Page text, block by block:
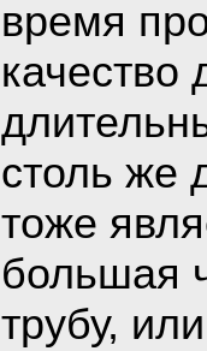
время
качество
столь же
тоже
большая
трубу,